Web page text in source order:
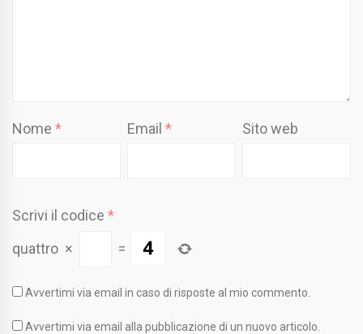
Nome * Email* Sito web
Scrivi il codice *
quattro × =
Avvertimi via email in caso di risposte al mio commento.
Avvertimi via email alla pubblicazione di un nuovo articolo.